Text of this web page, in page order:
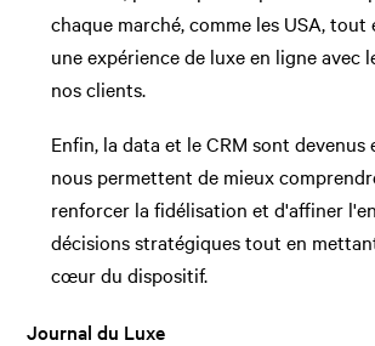
chaque marché, comme les USA,
une expérience de luxe en ligne avec
nos clients.
Enfin, la data et le CRM sont devenus
nous permettent de mieux
renforcer la fidélisation et d'affiner
décisions stratégiques tout en
cœur du dispositif.
Journal du Luxe